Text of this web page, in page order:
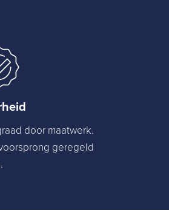
door maatwerk.
geregeld